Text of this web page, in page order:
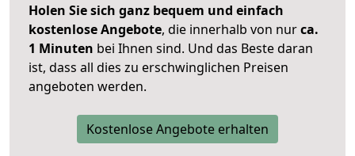
Holen Sie sich ganz bequem und einfach
kostenlose Angebote, die innerhalb von nurca.
1 Minuten bei Ihnen sind. Und das Beste daran
ist, dass all dies zu erschwinglichen Preisen
angeboten werden.
Kostenlose Angebote erhalten